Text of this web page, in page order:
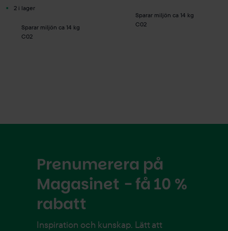
2 i lager
Sparar miljön ca 14 kg
C02
Sparar miljön ca 14 kg
C02
Prenumerera på
Magasinet - få 10 %
rabatt
Inspiration och kunskap. Lätt att